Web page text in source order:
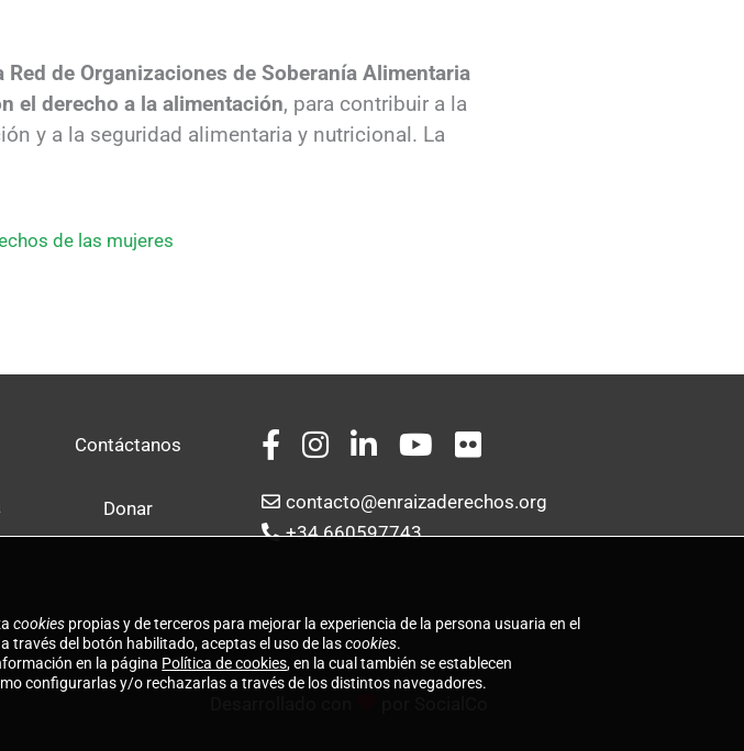
de Organizaciones de Soberanía Alimentaria
el derecho a la alimentación, para contribuir a la
y a la seguridad alimentaria y nutricional. La
de las mujeres
Contáctanos
Donar
contacto@enraizaderechos.org
+34 660597743
cookies propias y de terceros para mejorar la experiencia de la persona usuaria en el
a través del botón habilitado, aceptas el uso de lascookies.
en la página Política de cookies, en la cual también se establecen
configurarlas y/o rechazarlas a través de los distintos navegadores.